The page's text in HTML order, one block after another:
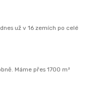
už v 16 zemích po celé
Máme přes 1700 m²